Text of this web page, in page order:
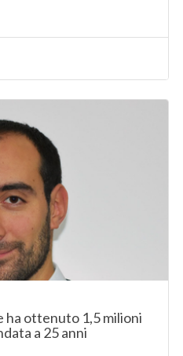
ha ottenuto 1,5 milioni
a 25 anni